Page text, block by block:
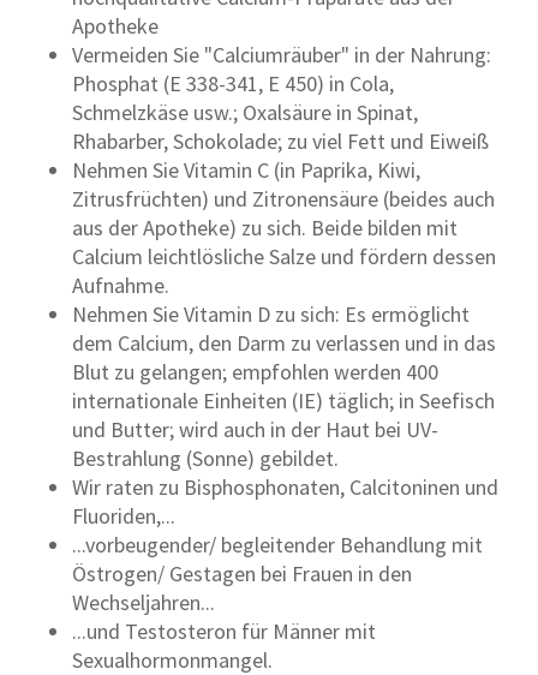
Apotheke
Vermeiden Sie "Calciumräuber" in der Nahrung:
Phosphat (E 338-341, E 450) in Cola,
Schmelzkäse usw.; Oxalsäure in Spinat,
Rhabarber, Schokolade; zu viel Fett und Eiweiß
Nehmen Sie Vitamin C (in Paprika, Kiwi,
Zitrusfrüchten) und Zitronensäure (beides auch
aus der Apotheke) zu sich. Beide bilden mit
Calcium leichtlösliche Salze und fördern dessen
Aufnahme.
Nehmen Sie Vitamin D zu sich: Es ermöglicht
dem Calcium, den Darm zu verlassen und in das
Blut zu gelangen; empfohlen werden 400
internationale Einheiten (IE) täglich; in Seefisch
und Butter; wird auch in der Haut bei UV-
Bestrahlung (Sonne) gebildet.
Wir raten zu Bisphosphonaten, Calcitoninen und
Fluoriden,...
...vorbeugender/ begleitender Behandlung mit
Östrogen/ Gestagen bei Frauen in den
Wechseljahren...
...und Testosteron für Männer mit
Sexualhormonmangel.